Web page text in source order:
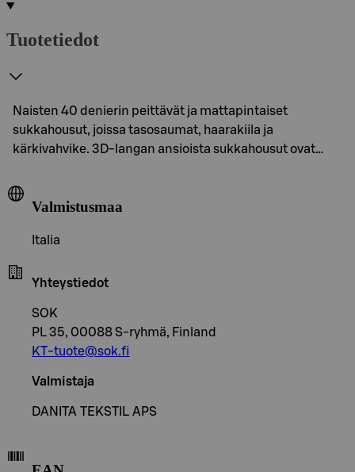
Tuotetiedot
Naisten 40 denierin peittävät ja mattapintaiset
sukkahousut, joissa tasosaumat, haarakiila ja
kärkivahvike. 3D-langan ansioista sukkahousut ovat…
Valmistusmaa
Italia
Yhteystiedot
SOK
PL 35, 00088 S-ryhmä, Finland
KT-tuote@sok.fi
Valmistaja
DANITA TEKSTIL APS